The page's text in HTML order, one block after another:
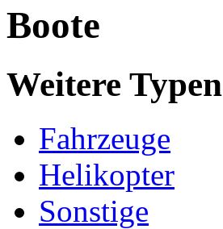
Boote
Weitere Typen
Fahrzeuge
Helikopter
Sonstige